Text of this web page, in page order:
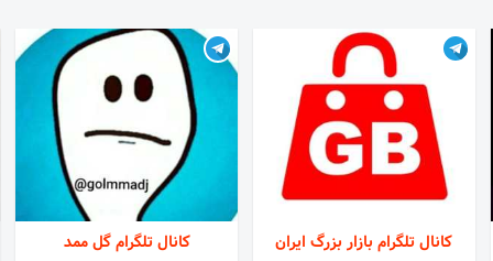
کانال تلگرام بازار بزرگ ایران کانال تلگرام گل ممد